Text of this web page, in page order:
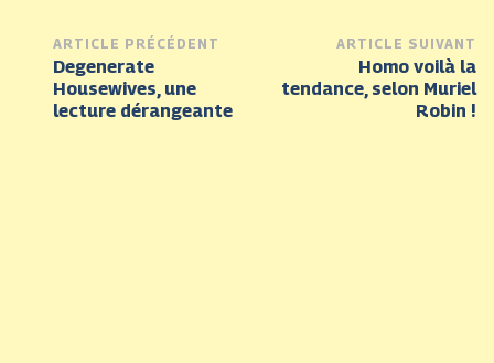
Post
Navigation
ARTICLE PRÉCÉDENT
Degenerate
Housewives, une
lecture dérangeante
ARTICLE SUIVANT
Homo voilà la
tendance, selon Muriel
Robin !